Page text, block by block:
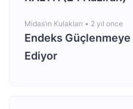
Midas’ın Kulakları • 2 yıl once
Endeks Güçlenmeye
Ediyor